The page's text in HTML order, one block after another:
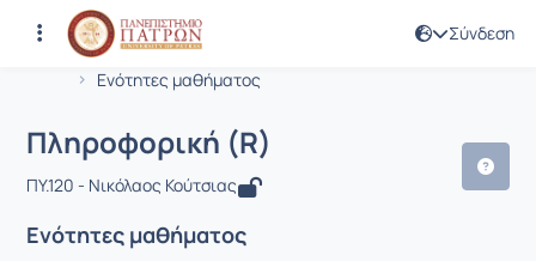
Σύνδεση
Αρχική Σελίδα
Ενότητες μαθήματος
Μάθημα : Πληροφορική (R)
Κωδικός : ENV208
Πληροφορική (R)
ΠΥ.120 - Νικόλαος Κούτσιας
Ενότητες μαθήματος